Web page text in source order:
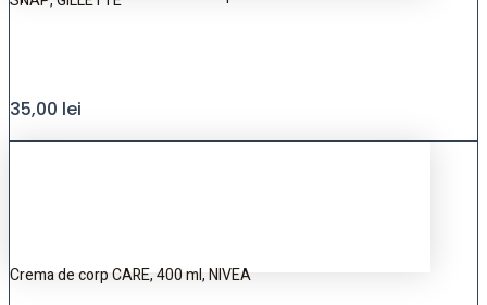
35,00 lei
Crema de corp CARE, 400 ml, NIVEA